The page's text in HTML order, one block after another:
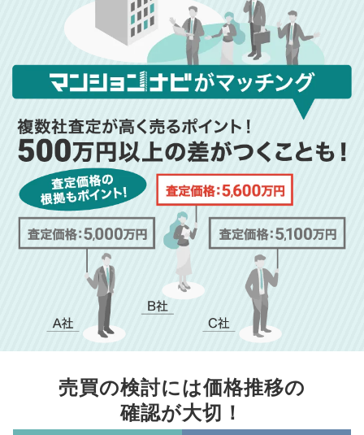
売買の検討には価格推移の
確認が大切！